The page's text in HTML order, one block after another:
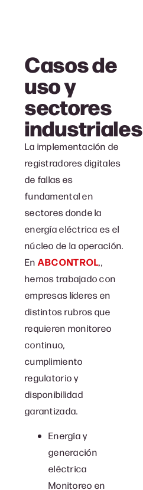
Casos de
uso y
sectores
industriales
La implementación de
registradores digitales
de fallas es
fundamental en
sectores donde la
energía eléctrica es el
núcleo de la operación.
En ABCONTROL,,
hemos trabajado con
empresas líderes en
distintos rubros que
requieren monitoreo
continuo,
cumplimiento
regulatorio y
disponibilidad
garantizada.
Energía y
generación
eléctrica
Monitoreo en